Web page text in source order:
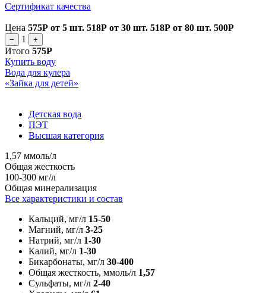
Сертификат качества
Цена 575Р от 5 шт. 518Р от 30 шт. 518Р от 80 шт. 500Р
− 1 +
Итого 575Р
Купить воду
Вода для кулера
«Зайка для детей»
Детская вода
ПЭТ
Высшая категория
1,57 ммоль/л
Общая жесткость
100-300 мг/л
Общая минерализация
Все характеристики и состав
Кальций, мг/л 15-50
Магний, мг/л 3-25
Натрий, мг/л 1-30
Калий, мг/л 1-30
Бикарбонаты, мг/л 30-400
Общая жесткость, ммоль/л 1,57
Сульфаты, мг/л 2-40